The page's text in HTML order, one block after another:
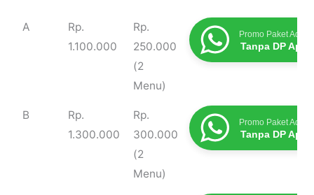
Type Harga
Biaya
Masak
Promo Terbaru
A
Rp.
1.100.000
Rp.
250.000
(2
Menu)
Promo Paket
Tanpa DP
B
Rp.
1.300.000
Rp.
300.000
(2
Menu)
Promo Paket
Tanpa DP